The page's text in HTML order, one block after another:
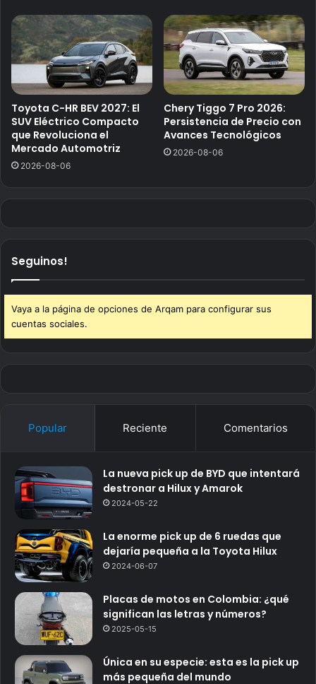
Toyota C-HR BEV 2027: El
SUV Eléctrico Compacto
que Revoluciona el
Mercado Automotriz
2026-08-06
Chery Tiggo 7 Pro 2026:
Persistencia de Precio con
Avances Tecnológicos
2026-08-06
Seguinos!
Vaya a la página de opciones de Arqam para configurar sus
cuentas sociales.
Popular Reciente Comentarios
La nueva pick up de BYD que intentará
destronar a Hilux y Amarok
2024-05-22
La enorme pick up de 6 ruedas que
dejaría pequeña a la Toyota Hilux
2024-06-07
Placas de motos en Colombia: ¿qué
significan las letras y números?
2025-05-15
Única en su especie: esta es la pick up
más pequeña del mundo